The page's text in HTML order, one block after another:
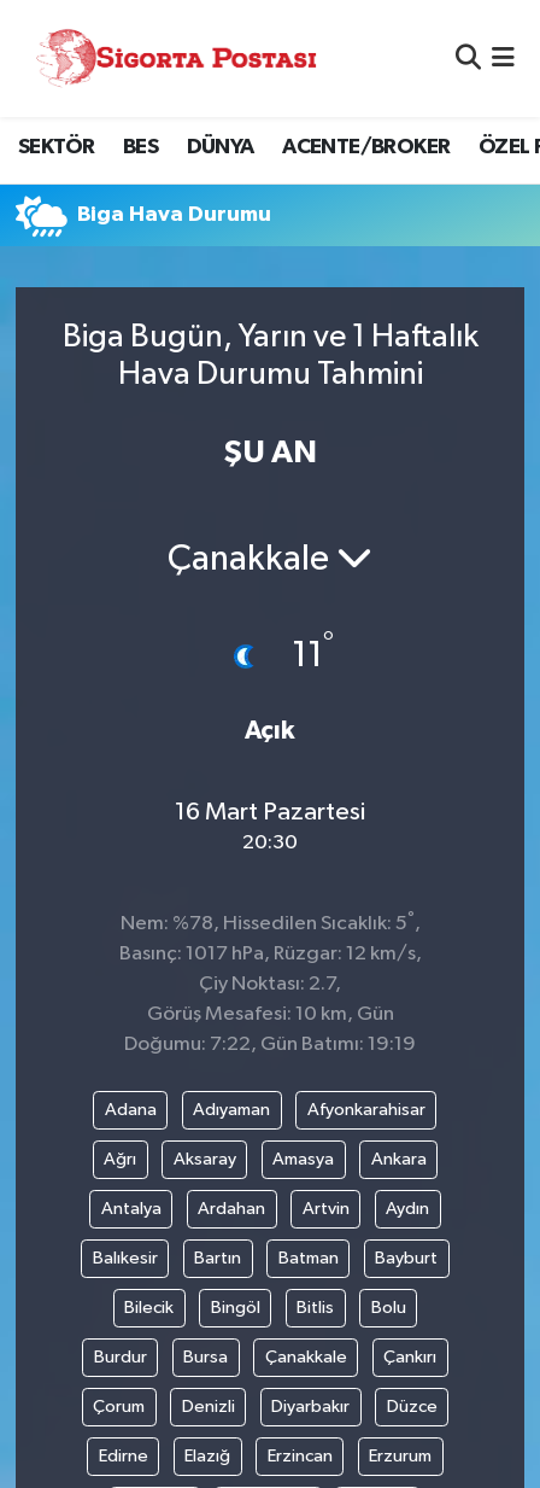
SEKTÖR BES DÜNYA ACENTE/BROKER ÖZEL
Biga Hava Durumu
Biga Bugün, Yarın ve 1 Haftalık
Hava Durumu Tahmini
ŞU AN
Çanakkale
11 °
Açık
16 Mart Pazartesi
20:30
Nem: %78, Hissedilen Sıcaklık: 5° ,
Basınç: 1017 hPa, Rüzgar: 12 km/s,
Çiy Noktası: 2.7,
Görüş Mesafesi: 10 km, Gün
Doğumu: 7:22, Gün Batımı: 19:19
Adana Adıyaman Afyonkarahisar
Ağrı Aksaray Amasya Ankara
Antalya Ardahan Artvin Aydın
Balıkesir Bartın Batman Bayburt
Bilecik Bingöl Bitlis Bolu
Burdur Bursa Çanakkale Çankırı
Çorum Denizli Diyarbakır Düzce
Edirne Elazığ Erzincan Erzurum
Nöbetçi Eczaneler
Hava Durumu
Namaz Vakitleri
Süper Lig Puan Durumu ve Fikstür
Son Dakika Haberleri